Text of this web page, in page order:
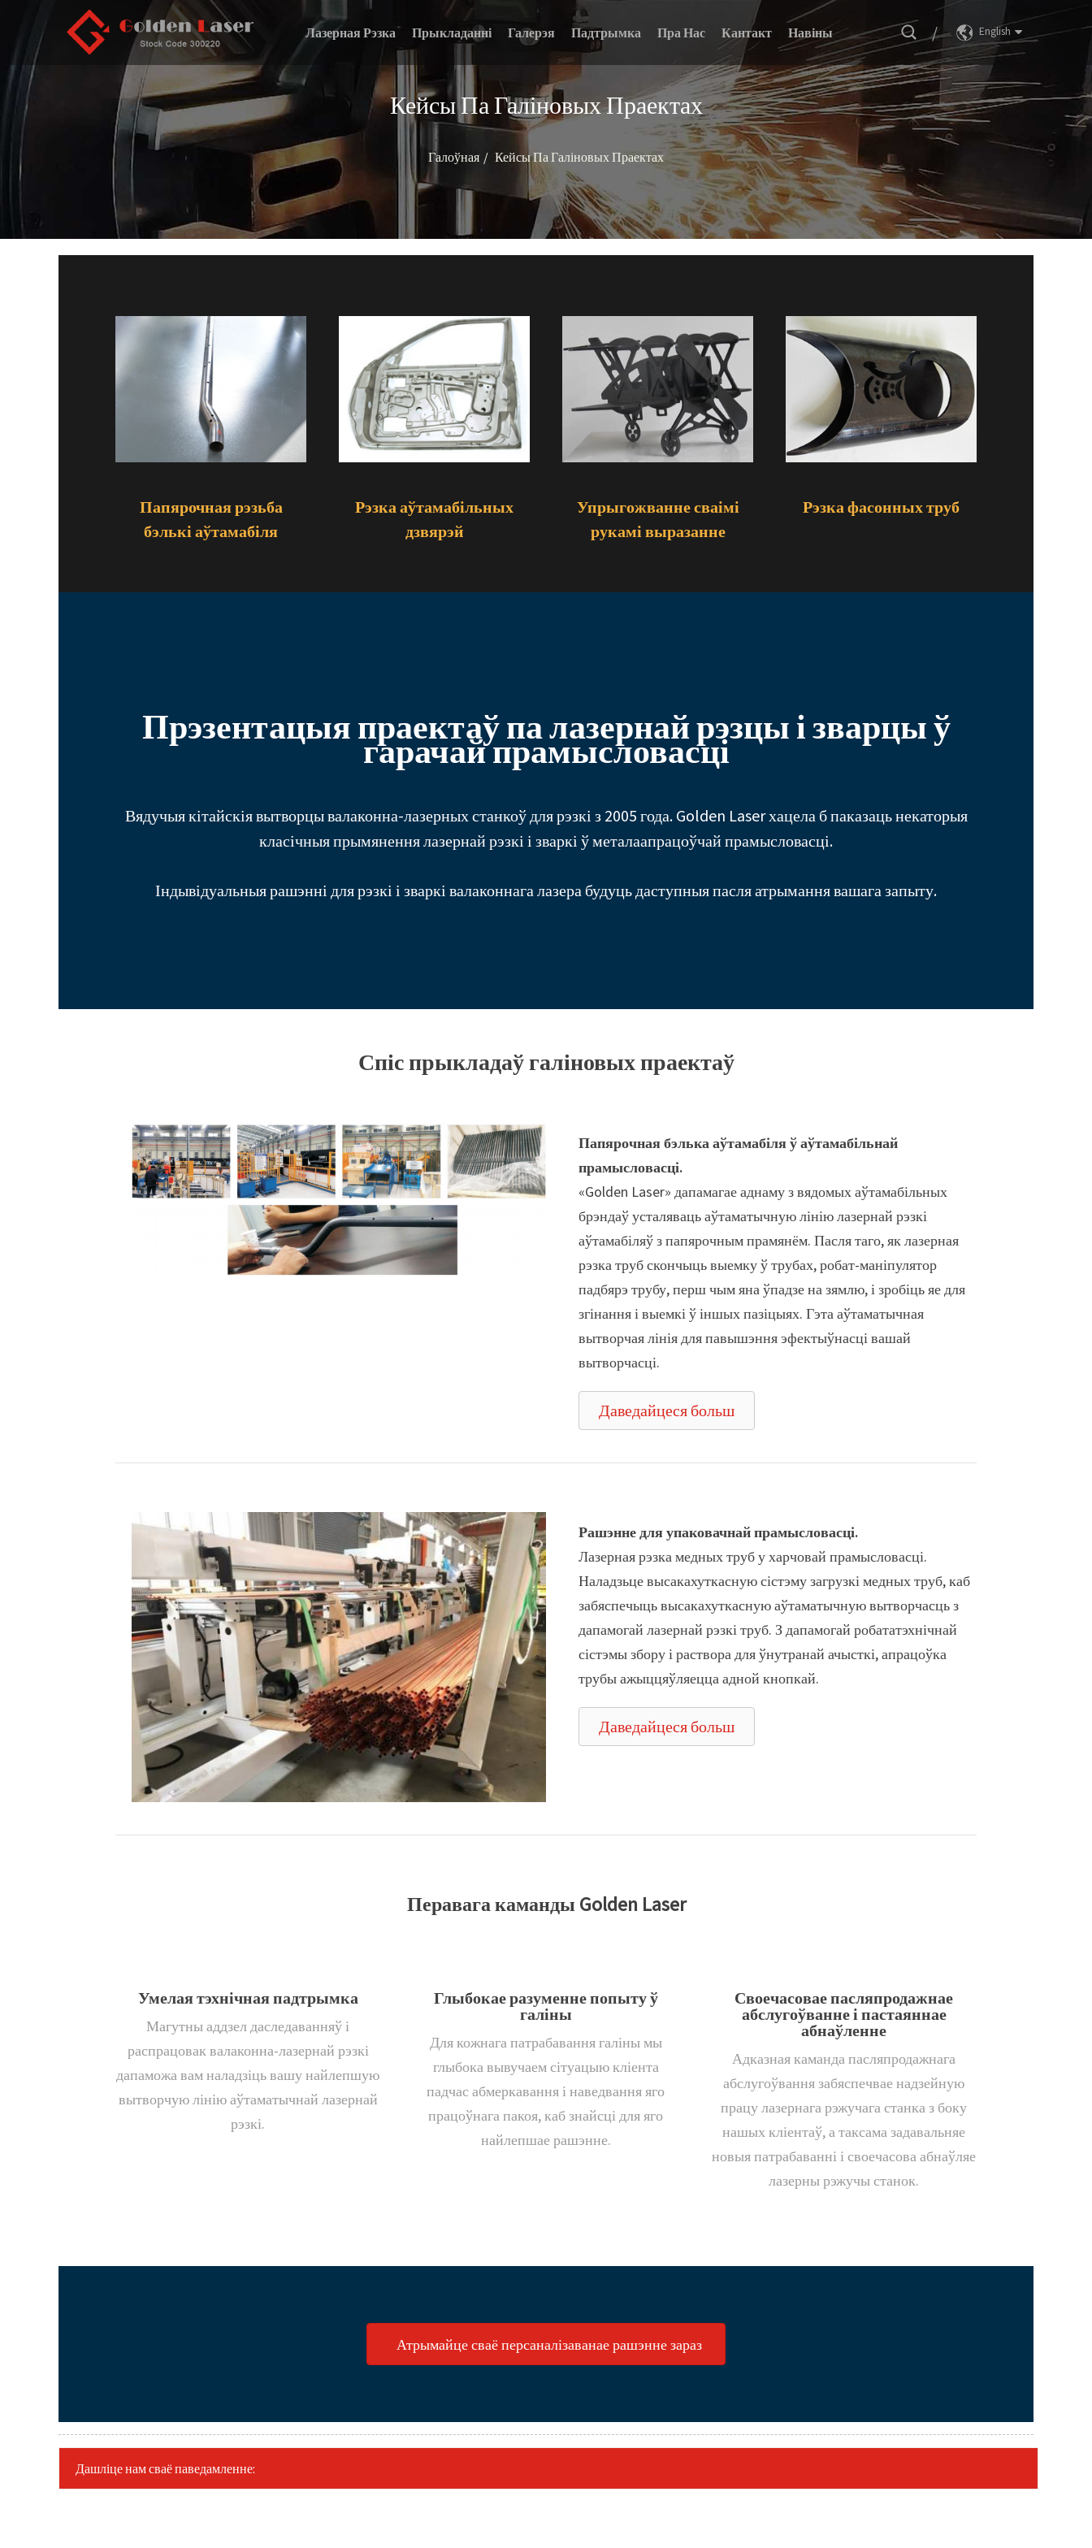
Лазерная Рэзка Прыкладанні Галерэя Падтрымка Пра Нас Кантакт Навіны / English
Кейсы Па Галіновых Праектах
Галоўная Кейсы Па Галіновых Праектах
Папярочная рэзьба
бэлькі аўтамабіля
Рэзка аўтамабільных
дзвярэй
Упрыгожванне сваімі
рукамі выразанне
Рэзка фасонных труб
Прэзентацыя праектаў па лазернай рэзцы і зварцы ў
гарачай прамысловасці
Вядучыя кітайскія вытворцы валаконна-лазерных станкоў для рэзкі з 2005 года. Golden Laser хацела б паказаць некаторыя
класічныя прымянення лазернай рэзкі і зваркі ў металаапрацоўчай прамысловасці.
Індывідуальныя рашэнні для рэзкі і зваркі валаконнага лазера будуць даступныя пасля атрымання вашага запыту.
Спіс прыкладаў галіновых праектаў
Папярочная бэлька аўтамабіля ў аўтамабільнай
прамысловасці.
«Golden Laser» дапамагае аднаму з вядомых аўтамабільных
брэндаў усталяваць аўтаматычную лінію лазернай рэзкі
аўтамабіляў з папярочным прамянём. Пасля таго, як лазерная
рэзка труб скончыць выемку ў трубах, робат-маніпулятор
падбярэ трубу, перш чым яна ўпадзе на зямлю, і зробіць яе для
згінання і выемкі ў іншых пазіцыях. Гэта аўтаматычная
вытворчая лінія для павышэння эфектыўнасці вашай
вытворчасці.
Даведайцеся больш
Рашэнне для упаковачнай прамысловасці.
Лазерная рэзка медных труб у харчовай прамысловасці.
Наладзьце высакахуткасную сістэму загрузкі медных труб, каб
забяспечыць высакахуткасную аўтаматычную вытворчасць з
дапамогай лазернай рэзкі труб. З дапамогай робататэхнічнай
сістэмы збору і раствора для ўнутранай ачысткі, апрацоўка
трубы ажыццяўляецца адной кнопкай.
Даведайцеся больш
Перавага каманды Golden Laser
Умелая тэхнічная падтрымка
Магутны аддзел даследаванняў і
распрацовак валаконна-лазернай рэзкі
дапаможа вам наладзіць вашу найлепшую
вытворчую лінію аўтаматычнай лазернай
рэзкі.
Глыбокае разуменне попыту ў
галіны
Для кожнага патрабавання галіны мы
глыбока вывучаем сітуацыю кліента
падчас абмеркавання і наведвання яго
працоўнага пакоя, каб знайсці для яго
найлепшае рашэнне.
Своечасовае пасляпродажнае
абслугоўванне і пастаяннае
абнаўленне
Адказная каманда пасляпродажнага
абслугоўвання забяспечвае надзейную
працу лазернага рэжучага станка з боку
нашых кліентаў, а таксама задавальняе
новыя патрабаванні і своечасова абнаўляе
лазерны рэжучы станок.
Атрымайце сваё персаналізаванае рашэнне зараз
Дашліце нам сваё паведамленне: